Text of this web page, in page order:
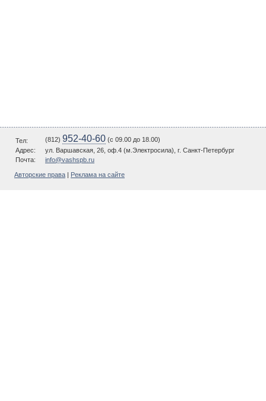
Тел: (812) 952-40-60 (c 09.00 до 18.00)
Адрес:
ул. Варшавская, 26, оф.4 (м.Электросила), г. Санкт-Петербург
Почта:
info@vashspb.ru
Авторские права Реклама на сайте